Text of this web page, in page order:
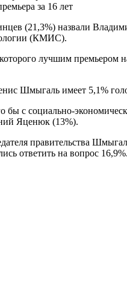
за 16 лет
(21,3%) назвали
(КМИС).
лучшим премьером
Шмыгаль имеет 5,1%
с социально-
Яценюк (13%).
правительства
ответить на вопрос 16,9%.